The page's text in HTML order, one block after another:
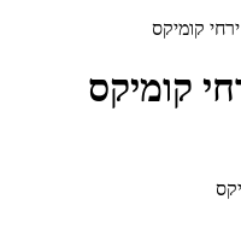
קומיקס
קומיקס